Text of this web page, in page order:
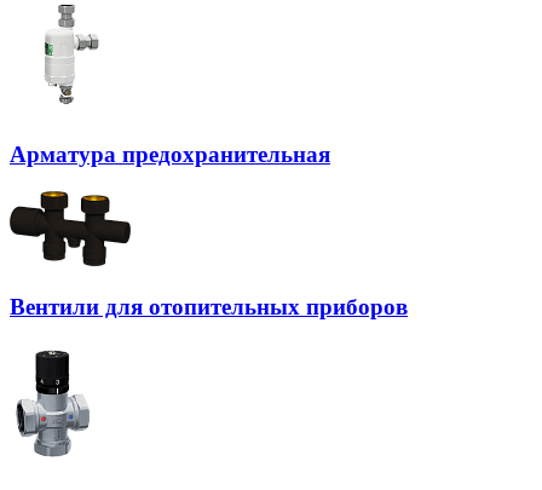
Арматура предохранительная
Вентили для отопительных приборов